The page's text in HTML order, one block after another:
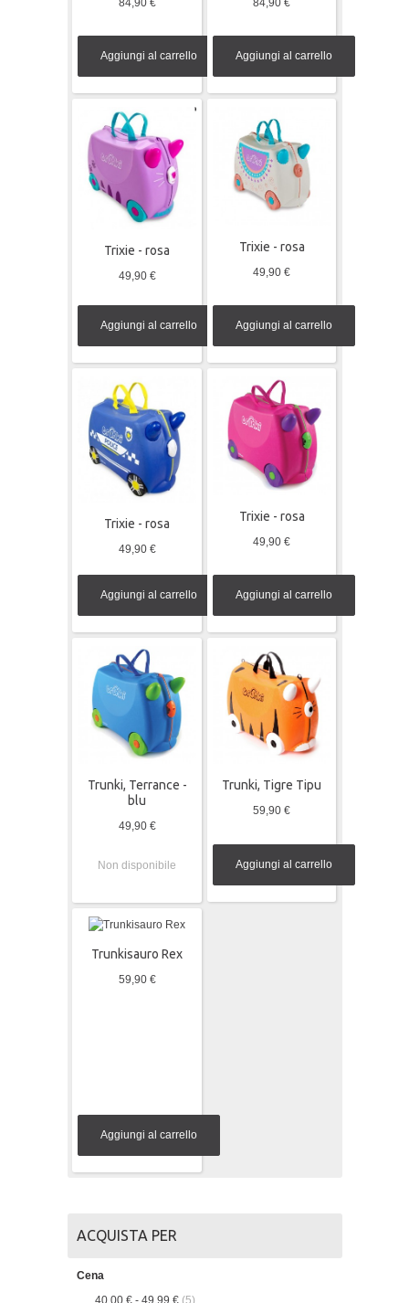
84,90 €
Aggiungi al carrello
84,90 €
Aggiungi al carrello
Trixie - rosa
49,90 €
Aggiungi al carrello
Trixie - rosa
49,90 €
Aggiungi al carrello
Trixie - rosa
49,90 €
Aggiungi al carrello
Trixie - rosa
49,90 €
Aggiungi al carrello
Trunki, Terrance -
blu
49,90 €
Non disponibile
Trunki, Tigre Tipu
59,90 €
Aggiungi al carrello
Trunkisauro Rex
59,90 €
Aggiungi al carrello
ACQUISTA PER
Cena
40,00 €- 49,99 €(5)